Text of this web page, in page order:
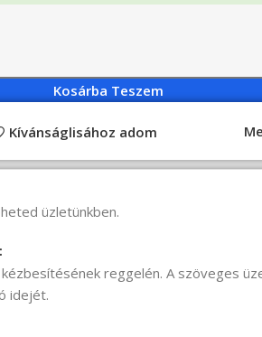
Kosárba Teszem
Kívánságlisához adom
üzletünkben.
reggelén. A szöveges
idejét.